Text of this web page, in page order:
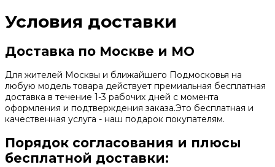
Условия доставки
Доставка по Москве и МО
Для жителей Москвы и ближайшего Подмосковья на
любую модель товара действует премиальная бесплатная
доставка в течение 1-3 рабочих дней с момента
оформления и подтверждения заказа.Это бесплатная и
качественная услуга - наш подарок покупателям.
Порядок согласования и плюсы
бесплатной доставки: